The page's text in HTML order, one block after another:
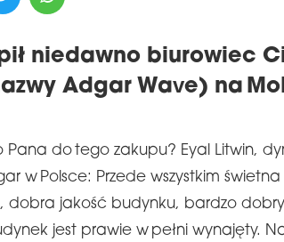
niedawno biurowiec
Adgar Wave) na
Pana do tego zakupu? Eyal Litwin,
w Polsce: Przede wszystkim
dobra jakość budynku, bardzo dobry
jest prawie w pełni wynajęty.